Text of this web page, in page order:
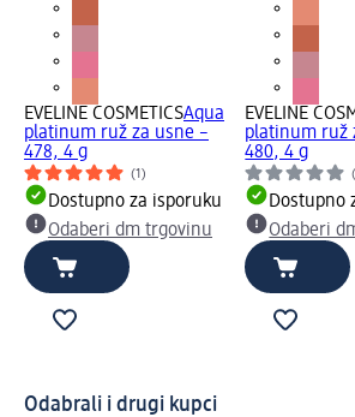
EVELINE COSMETICSAqua
platinum ruž za usne –
478, 4 g
(1)
Dostupno za isporuku
Odaberi dm trgovinu
EVELINE
platinum ruž
480, 4 g
Dostupno
Odaberi
Odabrali i drugi kupci